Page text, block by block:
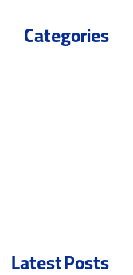
Categories
Latest Posts